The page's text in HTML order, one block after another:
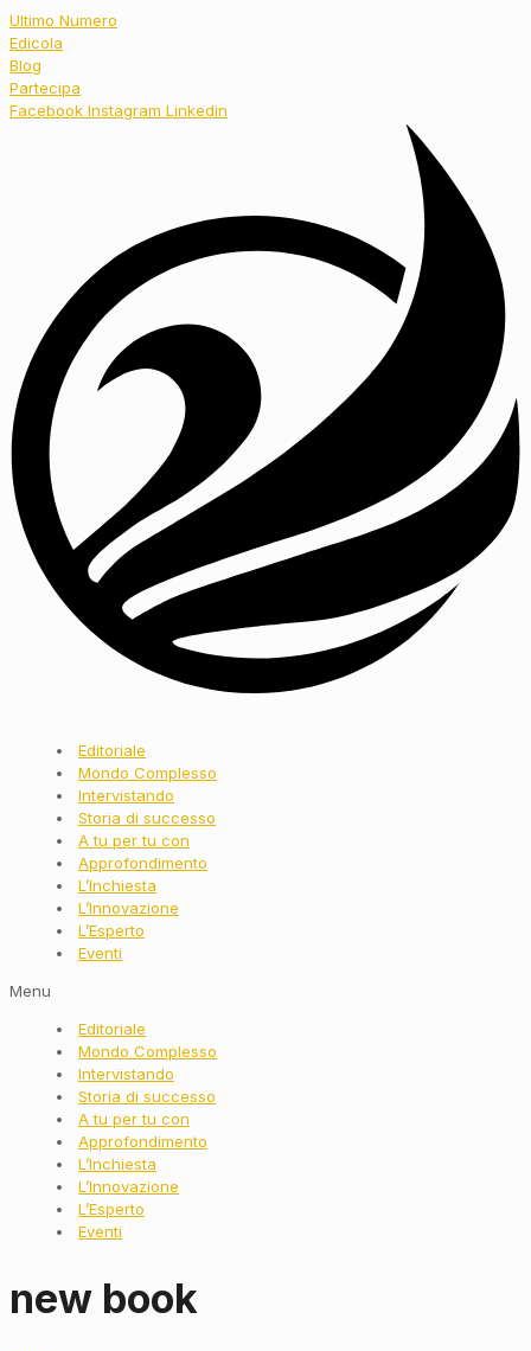
Ultimo Numero
Edicola
Blog
Partecipa
Facebook Instagram Linkedin
Editoriale
Mondo Complesso
Intervistando
Storia di successo
A tu per tu con
Approfondimento
L’Inchiesta
L’Innovazione
L’Esperto
Eventi
Menu
Editoriale
Mondo Complesso
Intervistando
Storia di successo
A tu per tu con
Approfondimento
L’Inchiesta
L’Innovazione
L’Esperto
Eventi
new book